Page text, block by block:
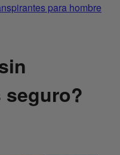
para hombre